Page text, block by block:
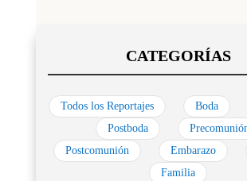
Todos los Reportajes Boda
Postboda
Postcomunión
Embarazo
Familia